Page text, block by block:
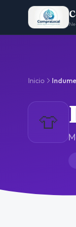
Inicio
👕